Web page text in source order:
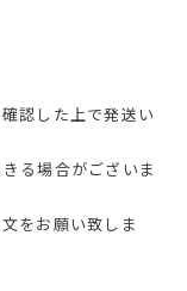
認した上で発送い
る場合がございま
をお願い致しま